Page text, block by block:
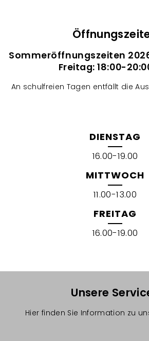
Sommeröffnungszeiten
Freitag: 18:00-
An schulfreien Tagen entfällt die
DIENSTAG
16.00-19.00
MITTWOCH
11.00-13.00
FREITAG
16.00-19.00
Unsere
Hier finden Sie Information zu